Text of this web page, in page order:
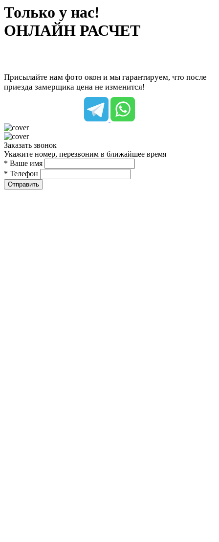
Только у нас!
ОНЛАЙН РАСЧЕТ
Присылайте нам фото окон и мы гарантируем, что после
приезда замерщика цена не изменится!
Заказать звонок
Укажите номер, перезвоним в ближайшее время
* Ваше имя
* Телефон
Отправить